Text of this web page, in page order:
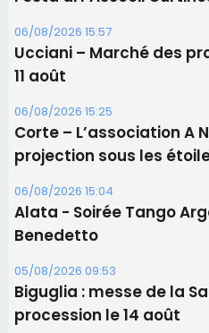
06/08/2026 15:04
Alata - Soirée Tango
Benedetto
05/08/2026 09:53
Biguglia : messe de la
procession le 14 août
Les plus lus
Éclipse du 12 août : Où
profiter pleinement du
Satine Nomary est la